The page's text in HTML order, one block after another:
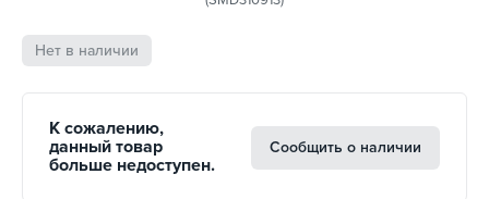
Нет в наличии
К сожалению,
данный товар
больше недоступен.
Сообщить о наличии